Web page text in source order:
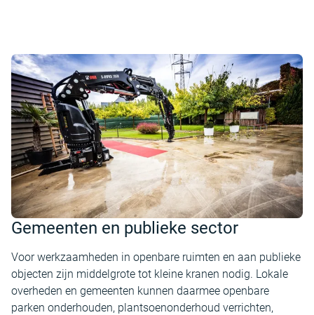
Gemeenten en publieke sector
Voor werkzaamheden in openbare ruimten en aan publieke
objecten zijn middelgrote tot kleine kranen nodig. Lokale
overheden en gemeenten kunnen daarmee openbare
parken onderhouden, plantsoenonderhoud verrichten,